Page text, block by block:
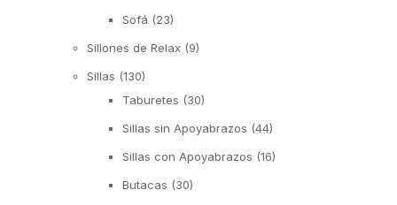
Sofá (23)
Sillones de Relax (9)
Sillas (130)
Taburetes (30)
Sillas sin Apoyabrazos (44)
Sillas con Apoyabrazos (16)
Butacas (30)